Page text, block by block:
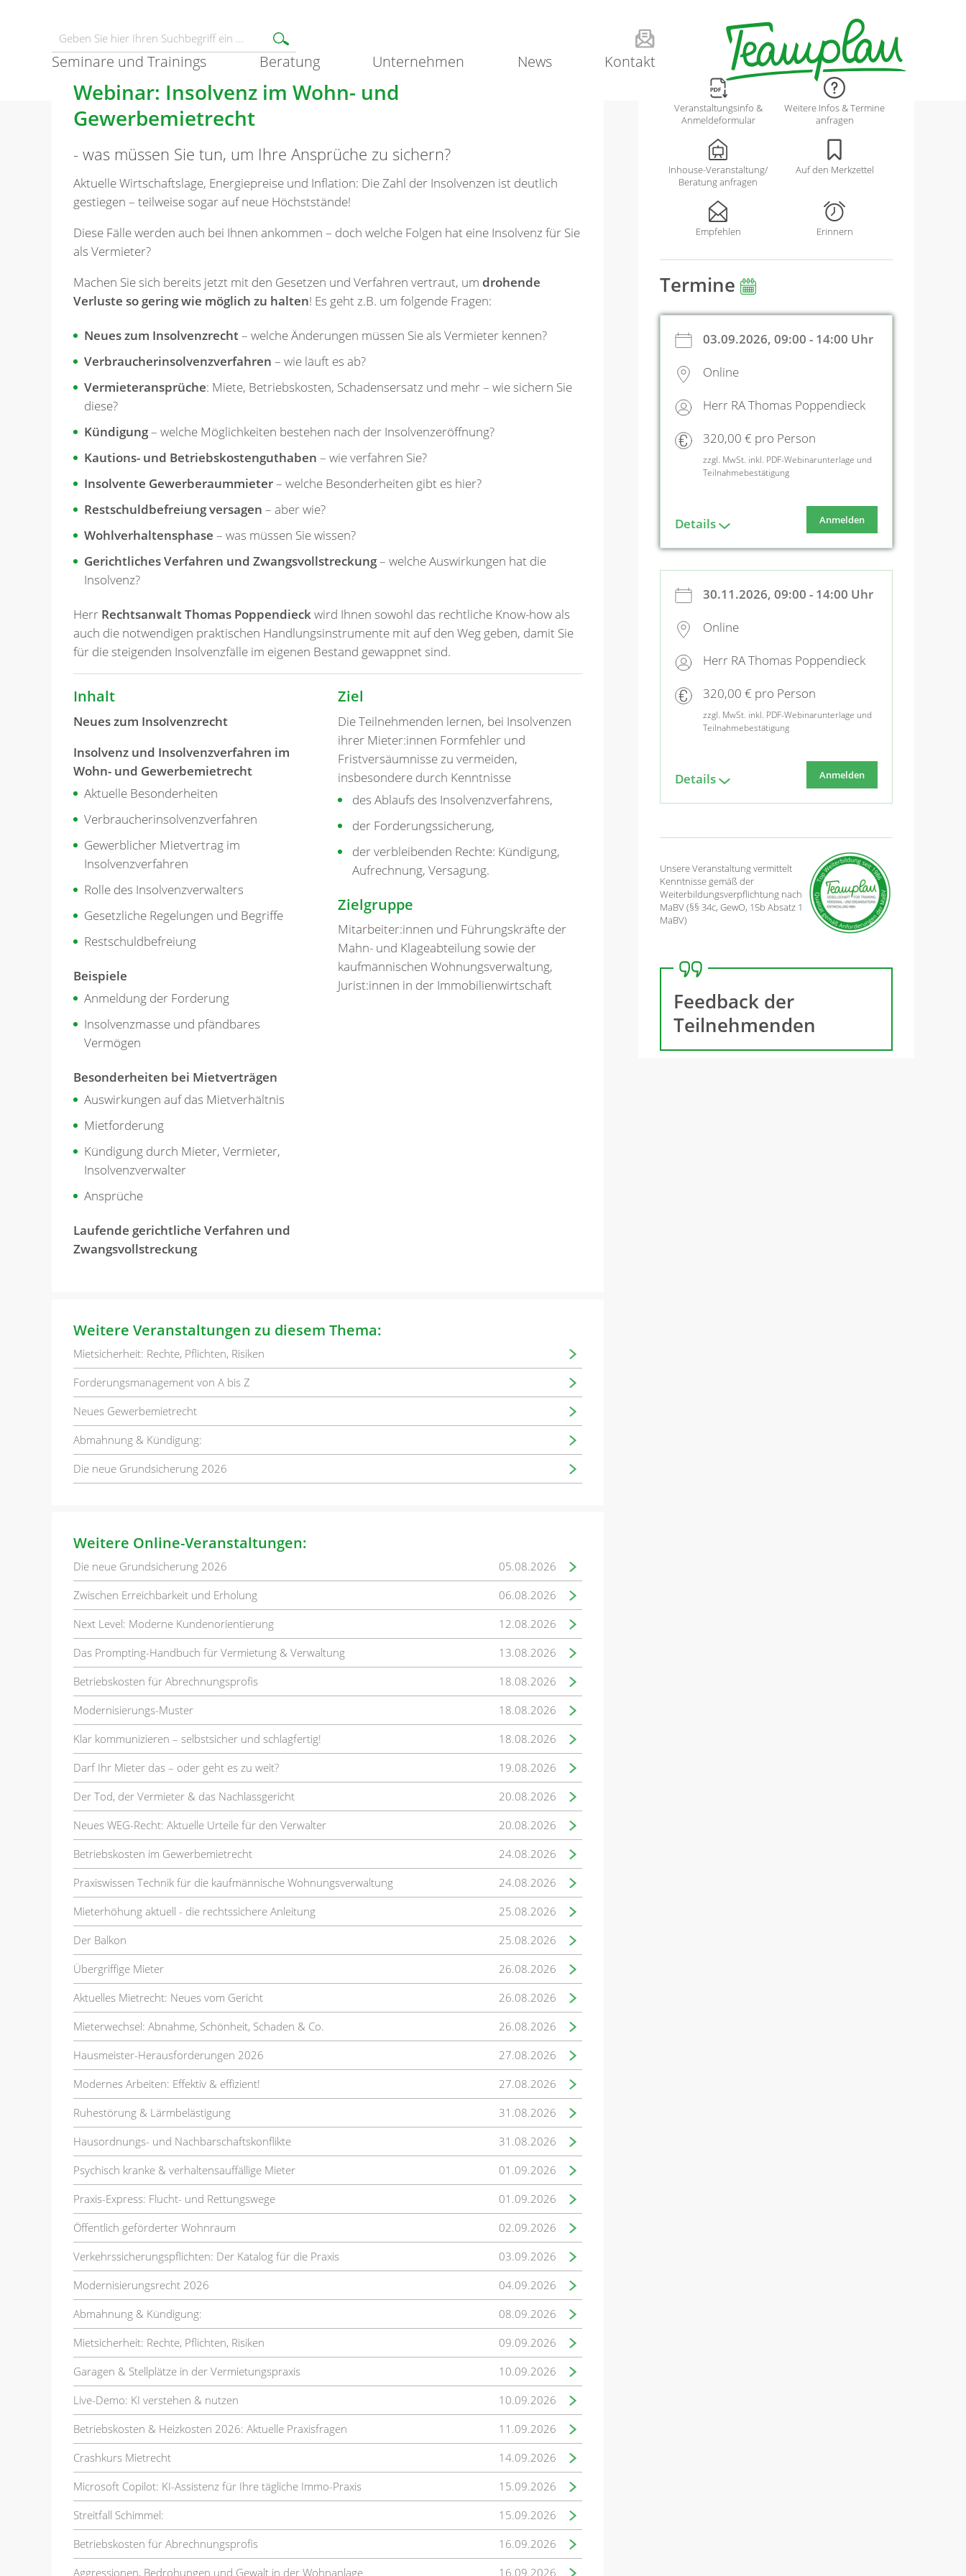
Seminare und Trainings Beratung Unternehmen News Kontakt
Webinar: Insolvenz im Wohn- und
Gewerbemietrecht
- was müssen Sie tun, um Ihre Ansprüche zu sichern?
Aktuelle Wirtschaftslage, Energiepreise und Inflation: Die Zahl der Insolvenzen ist deutlich
gestiegen – teilweise sogar auf neue Höchststände!
Diese Fälle werden auch bei Ihnen ankommen – doch welche Folgen hat eine Insolvenz für Sie
als Vermieter?
Machen Sie sich bereits jetzt mit den Gesetzen und Verfahren vertraut, um drohende
Verluste so gering wie möglich zu halten! Es geht z.B. um folgende Fragen:
Neues zum Insolvenzrecht– welche Änderungen müssen Sie als Vermieter kennen?
Verbraucherinsolvenzverfahren – wie läuft es ab?
Vermieteransprüche: Miete, Betriebskosten, Schadensersatz und mehr – wie sichern Sie
diese?
Kündigung– welche Möglichkeiten bestehen nach der Insolvenzeröffnung?
Kautions- und Betriebskostenguthaben – wie verfahren Sie?
Insolvente Gewerberaummieter– welche Besonderheiten gibt es hier?
Restschuldbefreiung versagen – aber wie?
Wohlverhaltensphase – was müssen Sie wissen?
Gerichtliches Verfahren und Zwangsvollstreckung– welche Auswirkungen hat die
Insolvenz?
Herr Rechtsanwalt Thomas Poppendieckwird Ihnen sowohl das rechtliche Know-how als
auch die notwendigen praktischen Handlungsinstrumente mit auf den Weg geben, damit Sie
für die steigenden Insolvenzfälle im eigenen Bestand gewappnet sind.
Inhalt
Neues zum Insolvenzrecht
Insolvenz und Insolvenzverfahren im
Wohn- und Gewerbemietrecht
Aktuelle Besonderheiten
Verbraucherinsolvenzverfahren
Gewerblicher Mietvertrag im
Insolvenzverfahren
Rolle des Insolvenzverwalters
Gesetzliche Regelungen und Begriffe
Restschuldbefreiung
Beispiele
Anmeldung der Forderung
Insolvenzmasse und pfändbares
Vermögen
Besonderheiten bei Mietverträgen
Auswirkungen auf das Mietverhältnis
Mietforderung
Kündigung durch Mieter, Vermieter,
Insolvenzverwalter
Ansprüche
Laufende gerichtliche Verfahren und
Zwangsvollstreckung
Ziel
Die Teilnehmenden lernen, bei Insolvenzen
ihrer Mieter:innen Formfehler und
Fristversäumnisse zu vermeiden,
insbesondere durch Kenntnisse
des Ablaufs des Insolvenzverfahrens,
der Forderungssicherung,
der verbleibenden Rechte: Kündigung,
Aufrechnung, Versagung.
Zielgruppe
Mitarbeiter:innen und Führungskräfte der
Mahn- und Klageabteilung sowie der
kaufmännischen Wohnungsverwaltung,
Jurist:innen in der Immobilienwirtschaft
Weitere Veranstaltungen zu diesem Thema:
Mietsicherheit: Rechte, Pflichten, Risiken
Forderungsmanagement von A bis Z
Neues Gewerbemietrecht
Abmahnung & Kündigung:
Die neue Grundsicherung 2026
Weitere Online-Veranstaltungen:
Die neue Grundsicherung 2026
05.08.2026
Zwischen Erreichbarkeit und Erholung
06.08.2026
Next Level: Moderne Kundenorientierung
12.08.2026
Das Prompting-Handbuch für Vermietung & Verwaltung
13.08.2026
Betriebskosten für Abrechnungsprofis
18.08.2026
Modernisierungs-Muster
18.08.2026
Klar kommunizieren – selbstsicher und schlagfertig!
18.08.2026
Darf Ihr Mieter das – oder geht es zu weit?
19.08.2026
Der Tod, der Vermieter & das Nachlassgericht
20.08.2026
Neues WEG-Recht: Aktuelle Urteile für den Verwalter
20.08.2026
Betriebskosten im Gewerbemietrecht
24.08.2026
Praxiswissen Technik für die kaufmännische Wohnungsverwaltung
24.08.2026
Mieterhöhung aktuell - die rechtssichere Anleitung
25.08.2026
Der Balkon
25.08.2026
Übergriffige Mieter
26.08.2026
Aktuelles Mietrecht: Neues vom Gericht
26.08.2026
Mieterwechsel: Abnahme, Schönheit, Schaden & Co.
26.08.2026
Hausmeister-Herausforderungen 2026
27.08.2026
Modernes Arbeiten: Effektiv & effizient!
27.08.2026
Ruhestörung & Lärmbelästigung
31.08.2026
Hausordnungs- und Nachbarschaftskonflikte
31.08.2026
Psychisch kranke & verhaltensauffällige Mieter
01.09.2026
Praxis-Express: Flucht- und Rettungswege
01.09.2026
Öffentlich geförderter Wohnraum
02.09.2026
Verkehrssicherungspflichten: Der Katalog für die Praxis
03.09.2026
Modernisierungsrecht 2026
04.09.2026
Abmahnung & Kündigung:
08.09.2026
Mietsicherheit: Rechte, Pflichten, Risiken
09.09.2026
Garagen & Stellplätze in der Vermietungspraxis
10.09.2026
Live-Demo: KI verstehen & nutzen
10.09.2026
Betriebskosten & Heizkosten 2026: Aktuelle Praxisfragen
11.09.2026
Crashkurs Mietrecht
14.09.2026
Microsoft Copilot: KI-Assistenz für Ihre tägliche Immo-Praxis
15.09.2026
Streitfall Schimmel:
15.09.2026
Betriebskosten für Abrechnungsprofis
16.09.2026
Aggressionen, Bedrohungen und Gewalt in der Wohnanlage
16.09.2026
Veranstaltungsinfo &
Anmeldeformular
Weitere Infos & Termine
anfragen
Inhouse-Veranstaltung/
Beratung anfragen
Auf den Merkzettel
Empfehlen Erinnern
Termine
03.09.2026, 09:00 - 14:00 Uhr
Online
Herr RA Thomas Poppendieck
320,00 € pro Person
zzgl. MwSt. inkl. PDF-Webinarunterlage und
Teilnahmebestätigung
Details Anmelden
30.11.2026, 09:00 - 14:00 Uhr
Online
Herr RA Thomas Poppendieck
320,00 € pro Person
zzgl. MwSt. inkl. PDF-Webinarunterlage und
Teilnahmebestätigung
Details Anmelden
Unsere Veranstaltung vermittelt
Kenntnisse gemäß der
Weiterbildungsverpflichtung nach
MaBV (§§ 34c, GewO, 15b Absatz 1
MaBV)
Feedback der
Teilnehmenden